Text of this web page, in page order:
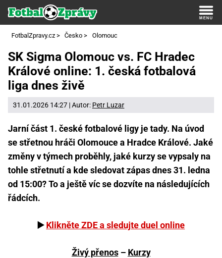
FotbalZpravy.cz > Česko > Olomouc
SK Sigma Olomouc vs. FC Hradec
Králové online: 1. česká fotbalová
liga dnes živě
31.01.2026 14:27 | Autor: Petr Luzar
Jarní část 1. české fotbalové ligy je tady. Na úvod
se střetnou hráči Olomouce a Hradce Králové. Jaké
změny v týmech proběhly, jaké kurzy se vypsaly na
tohle střetnutí a kde sledovat zápas dnes 31. ledna
od 15:00? To a ještě víc se dozvíte na následujících
řádcích.
▶️Klikněte ZDE a sledujte duel online
Živý přenos– Kurzy